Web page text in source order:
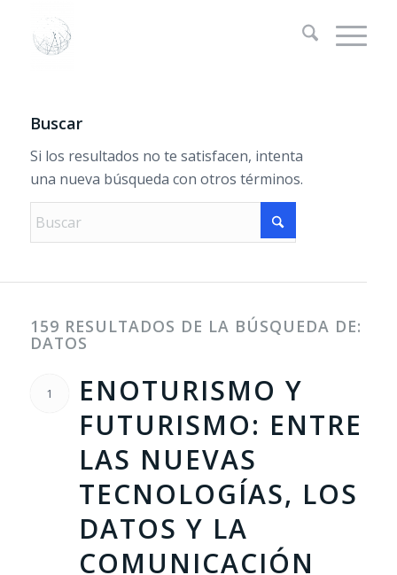
Buscar
Si los resultados no te satisfacen, intenta
una nueva búsqueda con otros términos.
159 RESULTADOS DE LA BÚSQUEDA DE:
DATOS
1
ENOTURISMO Y
FUTURISMO: ENTRE
LAS NUEVAS
TECNOLOGÍAS, LOS
DATOS Y LA
COMUNICACIÓN